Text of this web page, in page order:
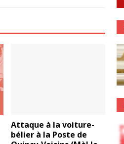
Attaque à la voiture-
bélier à la Poste de